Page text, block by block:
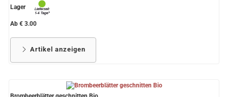
Lager
Ab € 3.00
Artikel anzeigen